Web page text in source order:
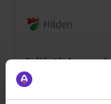
of Law/Arts
m/w/d)